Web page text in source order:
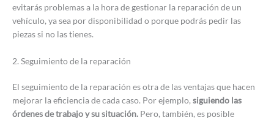
evitarás problemas a la hora de gestionar la reparación de un
vehículo, ya sea por disponibilidad o porque podrás pedir las
piezas si no las tienes.
2. Seguimiento de la reparación
El seguimiento de la reparación es otra de las ventajas que hacen
mejorar la eficiencia de cada caso. Por ejemplo,siguiendo las
órdenes de trabajo y su situación. Pero, también, es posible